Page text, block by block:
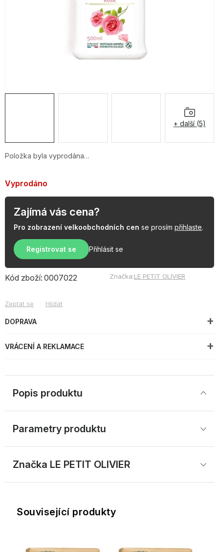
Položka byla vyprodána…
Vyprodáno
Zajímá vás cena?
Pro zobrazení velkoobchodních cen se prosím přihlaste.
Registrovat se Přihlásit se
Kód zboží: 0007022 Značka:LE PETIT OLIVIER
Zeptat se Hlídat
DOPRAVA
VRÁCENÍ A REKLAMACE
+ další (5)
Popis produktu
Parametry produktu
Značka LE PETIT OLIVIER
Související produkty